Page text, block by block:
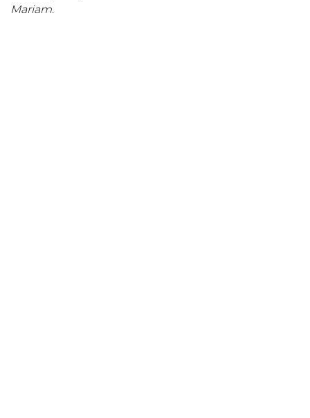
Mariam.